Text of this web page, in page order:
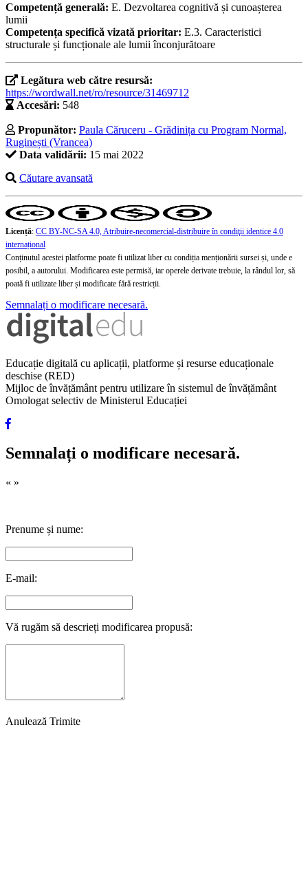
Competență generală: E. Dezvoltarea cognitivă și cunoașterea
lumii
Competența specifică vizată prioritar: E.3. Caracteristici
structurale și funcționale ale lumii înconjurătoare
Legătura web către resursă:
https://wordwall.net/ro/resource/31469712
Accesări: 548
Propunător: Paula Căruceru - Grădinița cu Program Normal,
Ruginești (Vrancea)
Data validării: 15 mai 2022
Căutare avansată
Licență: CC BY-NC-SA 4.0, Atribuire-necomercial-distribuire în condiţii identice 4.0
internațional
Conținutul acestei platforme poate fi utilizat liber cu condiția menționării sursei și, unde e
posibil, a autorului. Modificarea este permisă, iar operele derivate trebuie, la rândul lor, să
poată fi utilizate liber și modificate fără restricții.
Semnalați o modificare necesară.
Educație digitală cu aplicații, platforme și resurse educaționale
deschise (RED)
Mijloc de învățământ pentru utilizare în sistemul de învățământ
Omologat selectiv de Ministerul Educației
Semnalați o modificare necesară.
« »
Prenume și nume:
E-mail:
Vă rugăm să descrieți modificarea propusă:
Anulează Trimite